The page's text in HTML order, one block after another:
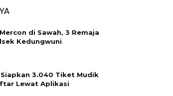
di Sawah, 3 Remaja
Kedungwuni
3.040 Tiket Mudik
Lewat Aplikasi